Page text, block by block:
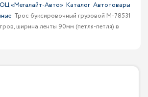
«Мегалайт-Авто» Каталог Автотовары
Трос буксировочный грузовой M-78531
ширина ленты 90мм (петля-петля) в